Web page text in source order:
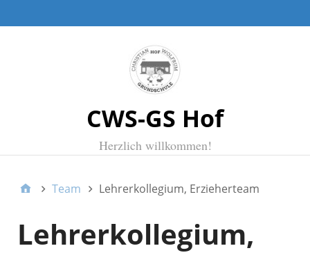
CWS-GS Hof
Herzlich willkommen!
Team Lehrerkollegium, Erzieherteam
Lehrerkollegium,